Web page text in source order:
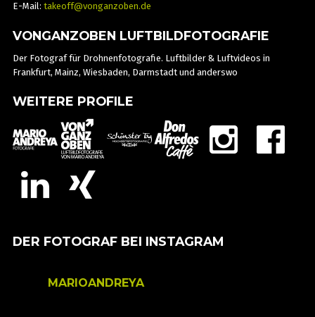
E-Mail: takeoff@vonganzoben.de
VONGANZOBEN LUFTBILDFOTOGRAFIE
Der Fotograf für Drohnenfotografie. Luftbilder & Luftvideos in
Frankfurt, Mainz, Wiesbaden, Darmstadt und anderswo
WEITERE PROFILE
DER FOTOGRAF BEI INSTAGRAM
MARIOANDREYA